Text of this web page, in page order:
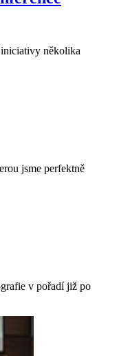
několika
jsme perfektně
v pořadí již po